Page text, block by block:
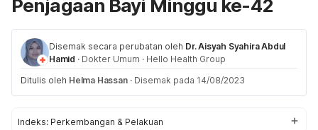
Penjagaan Bayi Minggu ke-42
Disemak secara perubatan oleh Dr. Aisyah Syahira Abdul
Hamid · Dokter Umum · Hello Health Group
Ditulis oleh Helma Hassan · Disemak pada 14/08/2023
Indeks: Perkembangan & Pelakuan